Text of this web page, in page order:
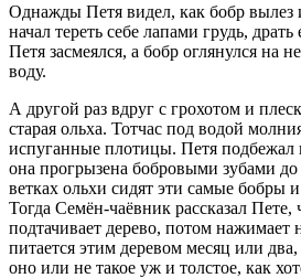
Однажды Петя видел, как бобр вылез
начал тереть себе лапами грудь,
Петя засмеялся, а бобр оглянулся на
воду.
А другой раз вдруг с грохотом и
старая ольха. Тотчас под водой
испуганные плотицы. Петя подбежал
она прогрызена бобровыми зубами
ветках ольхи сидят эти самые бобры
Тогда Семён-чаёвник рассказал Пете,
подтачивает дерево, потом нажимает
питается этим деревом месяц или два,
оно или не такое уж и толстое, как